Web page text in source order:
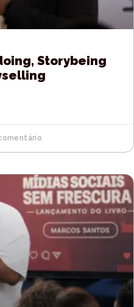
Storybeing